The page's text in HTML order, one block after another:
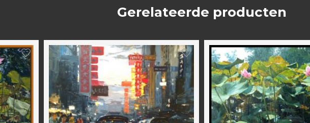
Gerelateerde producten